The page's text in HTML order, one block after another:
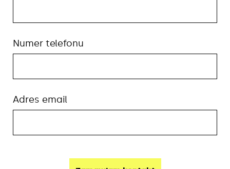
Numer telefonu
Adres email